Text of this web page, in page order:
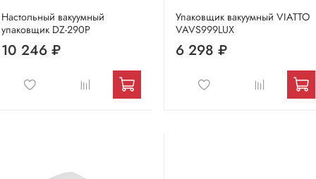
Настольный вакуумный
упаковщик DZ-290P
10 246 ₽
Упаковщик вакуумный VIATTO
VAVS999LUX
6 298 ₽